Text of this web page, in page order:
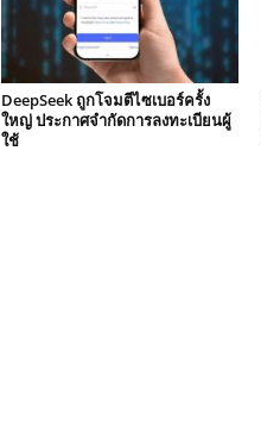
DeepSeek ถูกโจมตีไซเบอร์ครั้ง
ใหญ่ ประกาศจำกัดการลงทะเบียนผู้
ใช้